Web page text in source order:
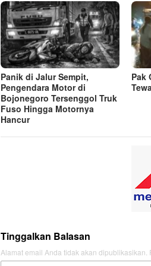
Panik di Jalur Sempit,
Pengendara Motor di
Bojonegoro Tersenggol Truk
Fuso Hingga Motornya
Hancur
Pak
Tinggalkan Balasan
Alamat email Anda tidak akan dipublikasikan.